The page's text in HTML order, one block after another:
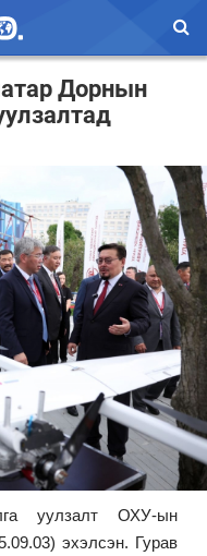
Дорнын
уулзалт ОХУ-ын
эхэлсэн. Гурав